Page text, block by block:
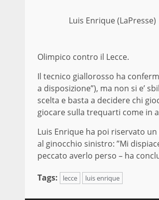
Luis Enrique (LaPresse)
Olimpico contro il Lecce.
Il tecnico giallorosso ha
a disposizione”), ma non si e’
scelta e basta a decidere chi
giocare sulla trequarti come in
Luis Enrique ha poi riservato
al ginocchio sinistro: ”Mi
peccato averlo perso – ha
Tags:
lecce luis enrique